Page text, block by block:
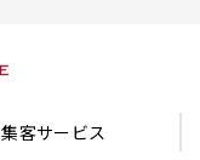
集客サービス